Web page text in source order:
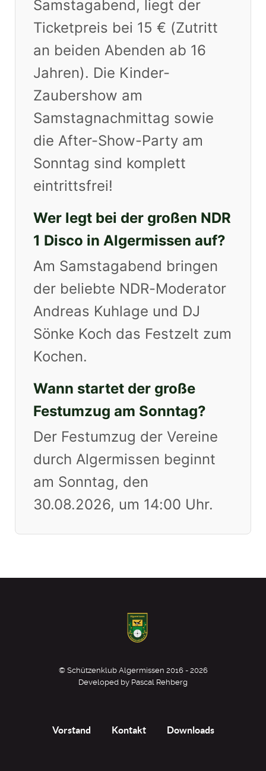
Samstagabend, liegt der
Ticketpreis bei 15 € (Zutritt
an beiden Abenden ab 16
Jahren). Die Kinder-
Zaubershow am
Samstagnachmittag sowie
die After-Show-Party am
Sonntag sind komplett
eintrittsfrei!
Wer legt bei der großen NDR
1 Disco in Algermissen auf?
Am Samstagabend bringen
der beliebte NDR-Moderator
Andreas Kuhlage und DJ
Sönke Koch das Festzelt zum
Kochen.
Wann startet der große
Festumzug am Sonntag?
Der Festumzug der Vereine
durch Algermissen beginnt
am Sonntag, den
30.08.2026, um 14:00 Uhr.
© Schützenklub Algermissen 2016 - 2026
Developed by Pascal Rehberg
Vorstand Kontakt Downloads